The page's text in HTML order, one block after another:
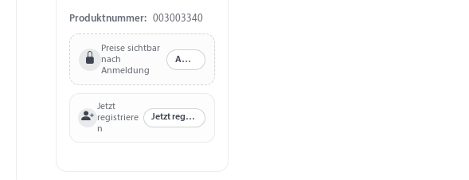
Produktnummer: 003003340
Preise sichtbar
nach
Anmeldung
Anmelden
Jetzt
registriere
n
Jetzt registrieren